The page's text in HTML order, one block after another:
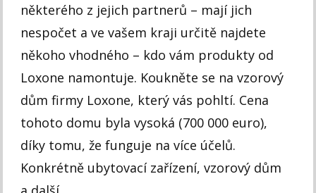
některého z jejich partnerů – mají jich
nespočet a ve vašem kraji určitě najdete
někoho vhodného – kdo vám produkty od
Loxone namontuje. Koukněte se na vzorový
dům firmy Loxone, který vás pohltí. Cena
tohoto domu byla vysoká (700 000 euro),
díky tomu, že funguje na více účelů.
Konkrétně ubytovací zařízení, vzorový dům